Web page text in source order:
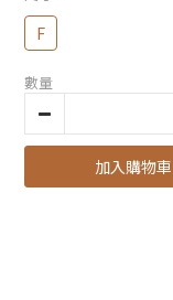
F
數量
加入購物車